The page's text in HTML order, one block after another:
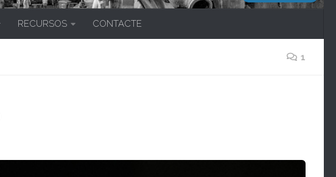
RECURSOS CONTACTE
1